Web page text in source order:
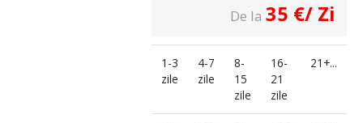
De la 35 €/ Zi
1-3
zile
4-7
zile
8-
15
zile
16-
21
zile
21+...